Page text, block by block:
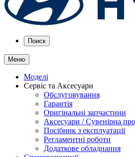
Поиск
Меню
Моделі
Сервіс та Аксесуари
Обслуговування
Гарантія
Оригінальні запчастини
Аксесуари / Сувенірна
Посібник з експлуатації
Регламентні роботи
Додаткове обладнання